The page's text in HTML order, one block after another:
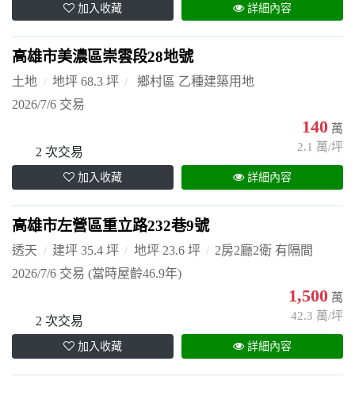
加入收藏 詳細內容
高雄市美濃區崇雲段28地號
土地 地坪 68.3 坪
鄉村區 乙種建築用地
2026/7/6 交易
2 次交易
140 萬
2.1 萬/坪
加入收藏 詳細內容
高雄市左營區重立路232巷9號
透天 建坪 35.4 坪 地坪 23.6 坪
2房2廳2衛 有隔間
2026/7/6 交易 (當時屋齡46.9年)
2 次交易
1,500 萬
42.3 萬/坪
加入收藏 詳細內容